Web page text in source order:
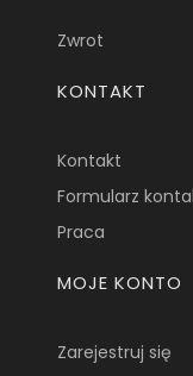
Zwrot
KONTAKT
Kontakt
Formularz
Praca
MOJE KONTO
Zarejestruj się